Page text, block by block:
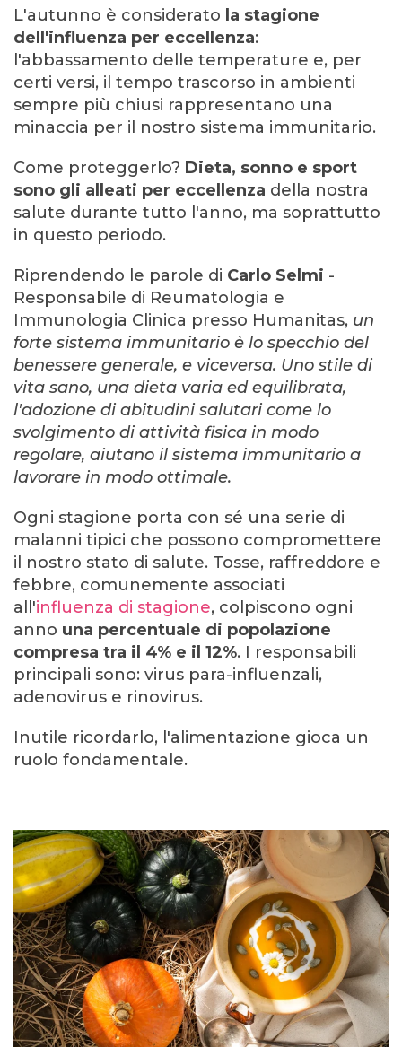
L'autunno è considerato la stagione
dell'influenza per eccellenza:
l'abbassamento delle temperature e, per
certi versi, il tempo trascorso in ambienti
sempre più chiusi rappresentano una
minaccia per il nostro sistema immunitario.
Come proteggerlo? Dieta, sonno e sport
sono gli alleati per eccellenza della nostra
salute durante tutto l'anno, ma soprattutto
in questo periodo.
Riprendendo le parole di Carlo Selmi -
Responsabile di Reumatologia e
Immunologia Clinica presso Humanitas, un
forte sistema immunitario è lo specchio del
benessere generale, e viceversa. Uno stile di
vita sano, una dieta varia ed equilibrata,
l'adozione di abitudini salutari come lo
svolgimento di attività fisica in modo
regolare, aiutano il sistema immunitario a
lavorare in modo ottimale.
Ogni stagione porta con sé una serie di
malanni tipici che possono compromettere
il nostro stato di salute. Tosse, raffreddore e
febbre, comunemente associati
all'influenza di stagione, colpiscono ogni
anno una percentuale di popolazione
compresa tra il 4% e il 12%. I responsabili
principali sono: virus para-influenzali,
adenovirus e rinovirus.
Inutile ricordarlo, l'alimentazione gioca un
ruolo fondamentale.